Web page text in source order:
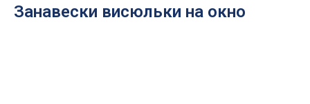
Занавески висюльки на окно